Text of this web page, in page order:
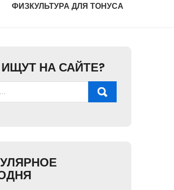
ФИЗКУЛЬТУРА ДЛЯ ТОНУСА
НА САЙТЕ?